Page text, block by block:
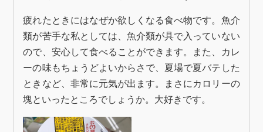
疲れたときにはなぜか欲しくなる食べ物です。魚介
類が苦手な私としては、魚介類が具で入っていない
ので、安心して食べることができます。また、カレ
ーの味もちょうどよいからさで、夏場で夏バテした
ときなど、非常に元気が出ます。まさにカロリーの
塊といったところでしょうか。大好きです。